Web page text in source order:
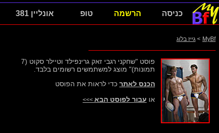
כניסה הרשמה טופ אונליין 381
MyBf
> גייז בלוג
פוסט "שחקני רגבי זאק גרינפילד וטיילר סקוט (7
תמונות)" מוצג למשתמשים רשומים בלבד.
הכנס לאתר כדי לראות את הפוסט
או עבור לפוסט הבא >>>